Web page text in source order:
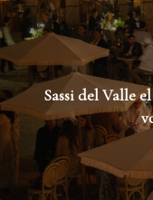
Sassi del Valle